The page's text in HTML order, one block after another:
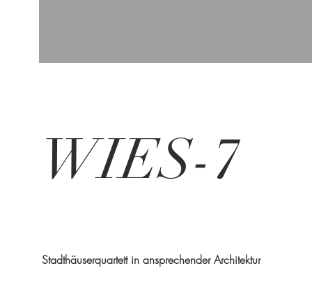
WIES-7
Stadthäuserquartett in ansprechender Architektur